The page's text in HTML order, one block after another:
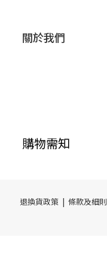
關於我們
購物需知
退換貨政策 | 條款及細則